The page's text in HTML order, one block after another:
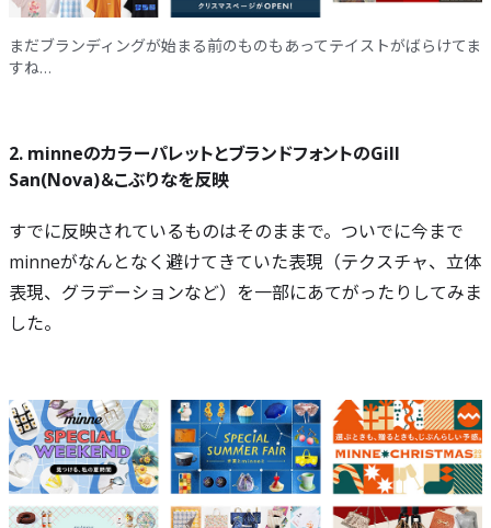
まだブランディングが始まる前のものもあってテイストがばらけてま
すね…
2. minneのカラーパレットとブランドフォントのGill
San(Nova)＆こぶりなを反映
すでに反映されているものはそのままで。ついでに今まで
minneがなんとなく避けてきていた表現（テクスチャ、立体
表現、グラデーションなど）を一部にあてがったりしてみま
した。